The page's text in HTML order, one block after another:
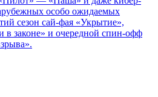
особо ожидаемых
сезон сай-фая «Укрытие»,
в законе» и очередной спин-офф